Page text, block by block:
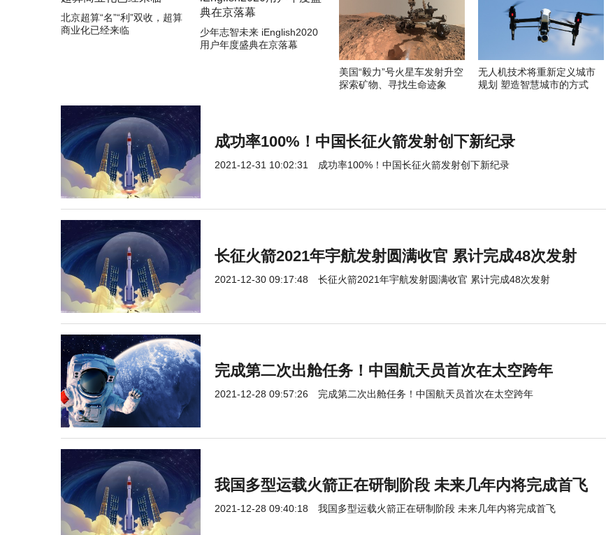
北京超算“名”“利”双收，超算
商业化已经来临
少年志智未来 iEnglish2020
用户年度盛典在京落幕
美国“毅力”号火星车发射升空
探索矿物、寻找生命迹象
无人机技术将重新定义城市
规划 塑造智慧城市的方式
成功率100%！中国长征火箭发射创下新纪录
2021-12-31 10:02:31 成功率100%！中国长征火箭发射创下新纪录
长征火箭2021年宇航发射圆满收官 累计完成48次发射
2021-12-30 09:17:48 长征火箭2021年宇航发射圆满收官 累计完成48次发射
完成第二次出舱任务！中国航天员首次在太空跨年
2021-12-28 09:57:26 完成第二次出舱任务！中国航天员首次在太空跨年
我国多型运载火箭正在研制阶段 未来几年内将完成首飞
2021-12-28 09:40:18 我国多型运载火箭正在研制阶段 未来几年内将完成首飞